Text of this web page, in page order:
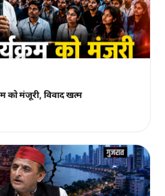
को मंजूरी, विवाद खत्म